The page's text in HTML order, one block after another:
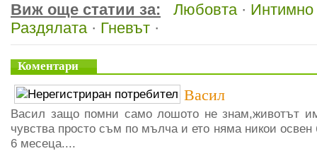
Виж още статии за: Любовта· Интимно
Раздялата· Гневът ·
Коментари
Васил
Васил защо помни само лошото не знам,животът
чувства просто съм по мълча и ето няма никои
6 месеца....